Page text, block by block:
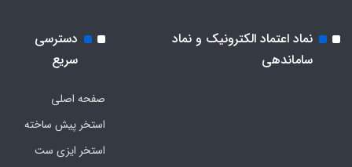
نماد اعتماد الکترونیک و نماد
ساماندهی
دسترسی
سریع
صفحه اصلی
استخر پیش ساخته
استخر ایزی ست